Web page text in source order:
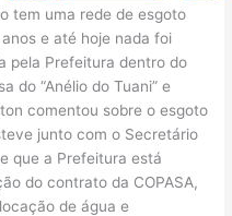
tem uma rede de esgoto
e até hoje nada foi
pela Prefeitura dentro do
do “Anélio do Tuani” e
comentou sobre o esgoto
junto com o Secretário
que a Prefeitura está
do contrato da COPASA,
de água e